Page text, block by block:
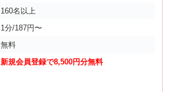
160名以上
1分/187円〜
無料
新規会員登録で8,500円分無料